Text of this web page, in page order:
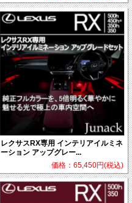
レクサスRX専用 インテリアイルミネ
ーション アップグレー...
価格：65,450円(税込)